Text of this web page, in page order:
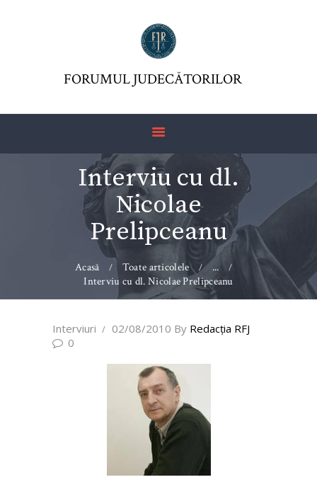
FORUMUL JUDECĂTORILOR
Interviu cu dl.
Nicolae
Prelipceanu
Acasă Toate articolele
...
Interviu cu dl. Nicolae Prelipceanu
FORUMUL JUDECĂTORILOR
ASOCIAŢIA FJR
JURISPRUDENȚĂ
FORMULAR 230 –
REDIRECŢIONARE
IMPOZIT VENIT
Interviuri 02/08/2010 By Redacţia RFJ
0